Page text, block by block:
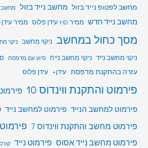
מחשב לפטופ נייד בזול מחשב נייד בזול מחשב
מחשב נייד חדש ממיר HD עידן פלוס ממיר
מסך כחול במחשב ניקוי מחשב ניקוי
ניקוי מחשב נייד ניקוי מחשב נייח סיוע עם מדפסת
עזרה בהתקנת מדפסת עידן+ עידן פלוס
פירמוט והתקנת ווינדוס 10
פירמוט למחשב הנייד פירמוט למחשב נייד
פירמוט מחשב והתקנת ווינדוס 7
פירמוט מחשב נייד אסוס פירמוט נייד